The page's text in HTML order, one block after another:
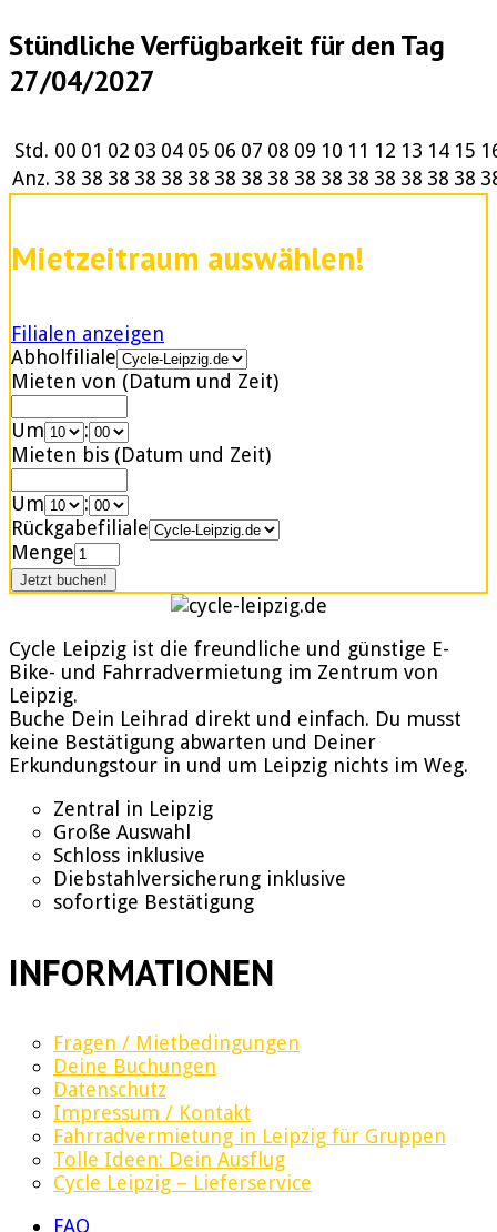
Stündliche Verfügbarkeit für den Tag
27/04/2027
Std. 00 01 02 03 04 05 06 07 08 09 10 11 12 13 14 15
Anz. 38 38 38 38 38 38 38 38 38 38 38 38 38 38 38 38
Mietzeitraum auswählen!
Filialen anzeigen
Abholfiliale
Mieten von (Datum und Zeit)
Um
:
Mieten bis (Datum und Zeit)
Um
:
Rückgabefiliale
Menge
Cycle Leipzig ist die freundliche und günstige E-
Bike- und Fahrradvermietung im Zentrum von
Leipzig.
Buche Dein Leihrad direkt und einfach. Du musst
keine Bestätigung abwarten und Deiner
Erkundungstour in und um Leipzig nichts im Weg.
Zentral in Leipzig
Große Auswahl
Schloss inklusive
Diebstahlversicherung inklusive
sofortige Bestätigung
INFORMATIONEN
Fragen / Mietbedingungen
Deine Buchungen
Datenschutz
Impressum / Kontakt
Fahrradvermietung in Leipzig für Gruppen
Tolle Ideen: Dein Ausflug
Cycle Leipzig – Lieferservice
FAQ